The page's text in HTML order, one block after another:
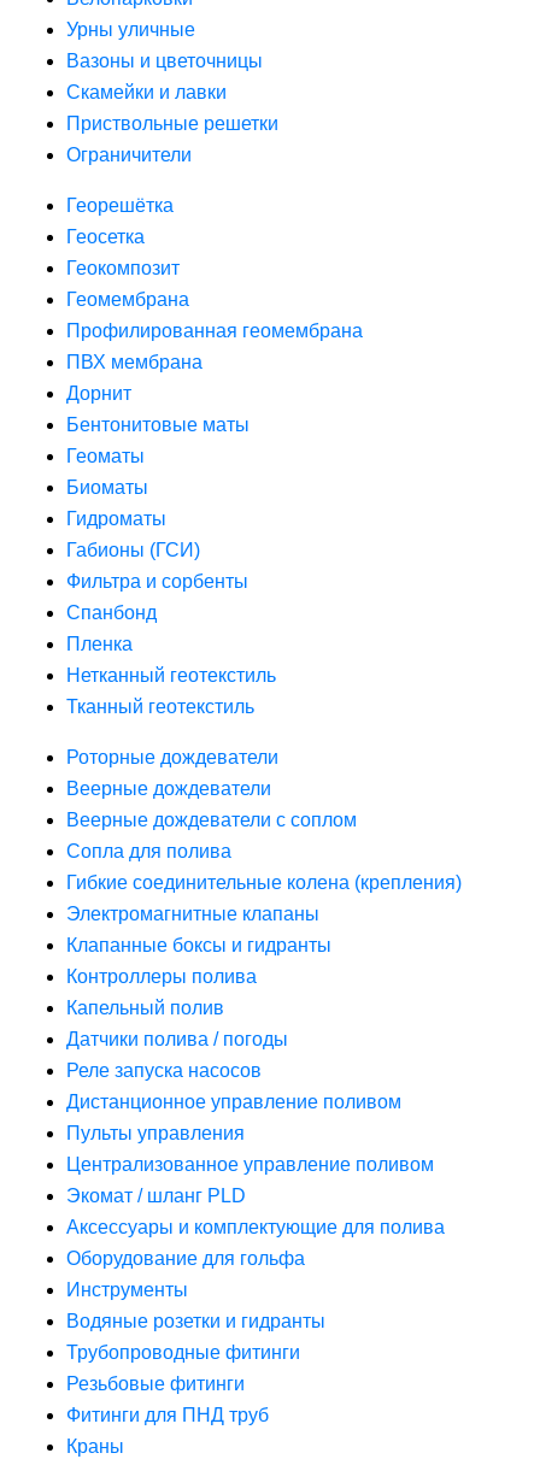
Урны уличные
Вазоны и цветочницы
Скамейки и лавки
Приствольные решетки
Ограничители
Георешётка
Геосетка
Геокомпозит
Геомембрана
Профилированная геомембрана
ПВХ мембрана
Дорнит
Бентонитовые маты
Геоматы
Биоматы
Гидроматы
Габионы (ГСИ)
Фильтра и сорбенты
Спанбонд
Пленка
Нетканный геотекстиль
Тканный геотекстиль
Роторные дождеватели
Веерные дождеватели
Веерные дождеватели с соплом
Сопла для полива
Гибкие соединительные колена (крепления)
Электромагнитные клапаны
Клапанные боксы и гидранты
Контроллеры полива
Капельный полив
Датчики полива / погоды
Реле запуска насосов
Дистанционное управление поливом
Пульты управления
Централизованное управление поливом
Экомат / шланг PLD
Аксессуары и комплектующие для полива
Оборудование для гольфа
Инструменты
Водяные розетки и гидранты
Трубопроводные фитинги
Резьбовые фитинги
Фитинги для ПНД труб
Краны